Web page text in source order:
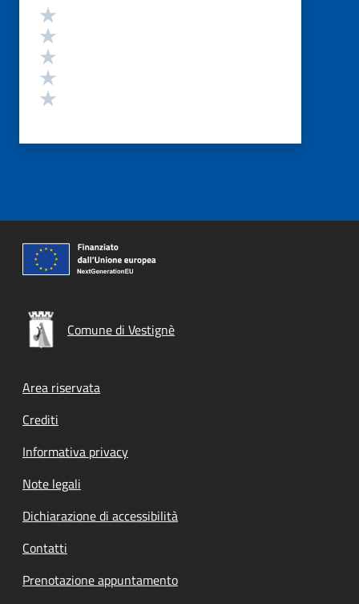
Valutazione
Comune di Vestignè
Footer menu
Area riservata
Crediti
Informativa privacy
Note legali
Dichiarazione di accessibilità
Contatti
Prenotazione appuntamento